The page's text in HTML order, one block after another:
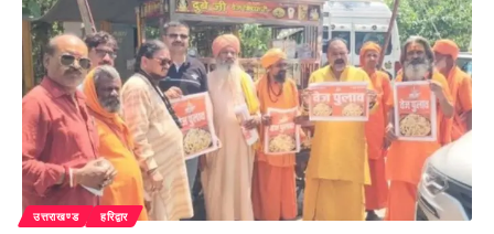
उत्तराखण्ड हरिद्वार